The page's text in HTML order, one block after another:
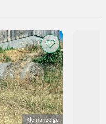
Kleinanzeige